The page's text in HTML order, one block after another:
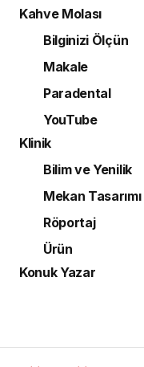
Kahve Molası
Bilginizi Ölçün
Makale
Paradental
YouTube
Klinik
Bilim ve Yenilik
Mekan Tasarımı
Röportaj
Ürün
Konuk Yazar